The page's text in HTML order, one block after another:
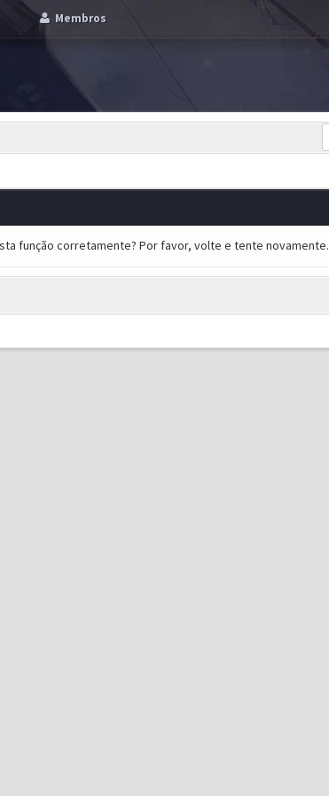
Membros
função corretamente? Por favor, volte e tente novamente.